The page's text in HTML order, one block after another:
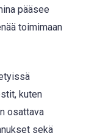
pääsee
toimimaan
kuten
osattava
sekä